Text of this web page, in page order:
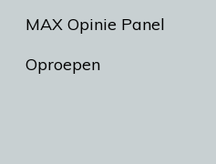
MAX Opinie Panel
Oproepen